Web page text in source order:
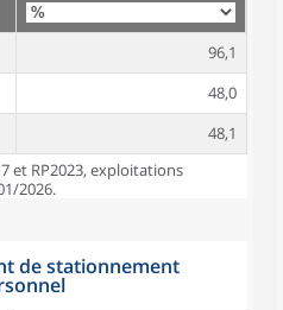
96,1
48,0
48,1
et RP2023, exploitations
2026.
de stationnement